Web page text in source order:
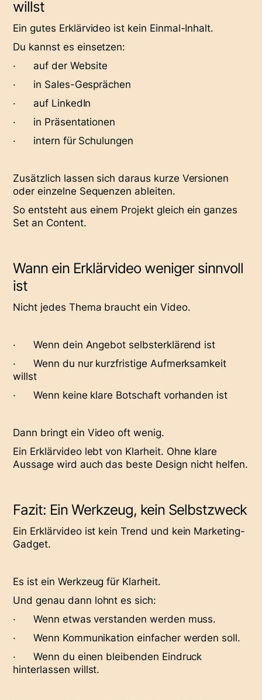
willst
Ein gutes Erklärvideo ist kein Einmal-Inhalt.
Du kannst es einsetzen:
· auf der Website
· in Sales-Gesprächen
· auf LinkedIn
· in Präsentationen
· intern für Schulungen
Zusätzlich lassen sich daraus kurze Versionen
oder einzelne Sequenzen ableiten.
So entsteht aus einem Projekt gleich ein ganzes
Set an Content.
Wann ein Erklärvideo weniger sinnvoll
ist
Nicht jedes Thema braucht ein Video.
· Wenn dein Angebot selbsterklärend ist
· Wenn du nur kurzfristige Aufmerksamkeit
willst
· Wenn keine klare Botschaft vorhanden ist
Dann bringt ein Video oft wenig.
Ein Erklärvideo lebt von Klarheit. Ohne klare
Aussage wird auch das beste Design nicht helfen.
Fazit: Ein Werkzeug, kein Selbstzweck
Ein Erklärvideo ist kein Trend und kein Marketing-
Gadget.
Es ist ein Werkzeug für Klarheit.
Und genau dann lohnt es sich:
· Wenn etwas verstanden werden muss.
· Wenn Kommunikation einfacher werden soll.
· Wenn du einen bleibenden Eindruck
hinterlassen willst.